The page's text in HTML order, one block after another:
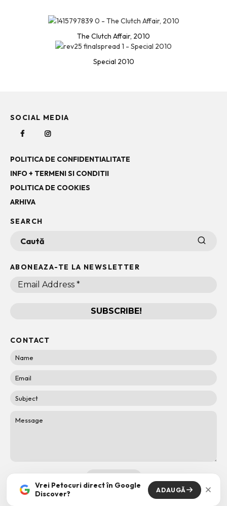
The Clutch Affair, 2010
Special 2010
SOCIAL MEDIA
POLITICA DE CONFIDENTIALITATE
INFO + TERMENI SI CONDITII
POLITICA DE COOKIES
ARHIVA
SEARCH
ABONEAZA-TE LA NEWSLETTER
CONTACT
Vrei Petocuri direct în Google
Discover?
ADAUGĂ